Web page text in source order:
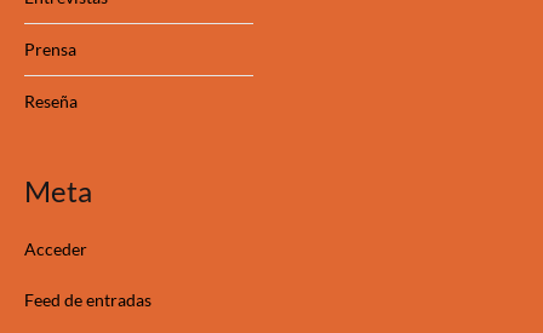
Prensa
Reseña
Meta
Acceder
Feed de entradas